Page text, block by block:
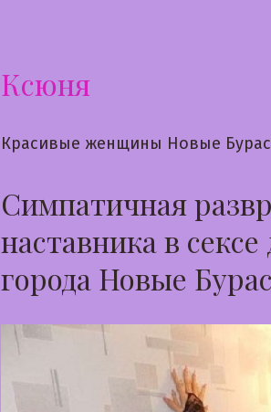
Ксюня
Красивые женщины Новые
Симпатичная
наставника в
города Новые